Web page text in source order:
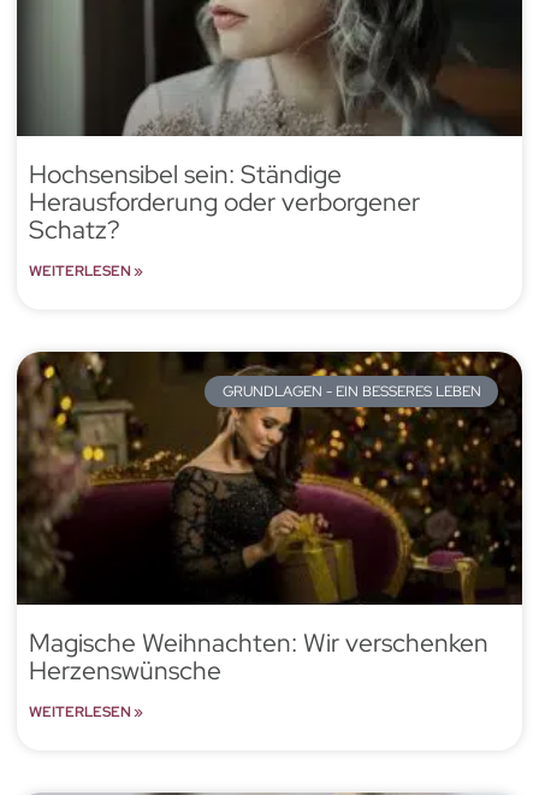
Hochsensibel sein: Ständige
Herausforderung oder verborgener
Schatz?
WEITERLESEN »
GRUNDLAGEN - EIN BESSERES LEBEN
Magische Weihnachten: Wir verschenken
Herzenswünsche
WEITERLESEN »